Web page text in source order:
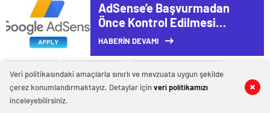
0 0
AdSense’e Başvurmadan
Önce Kontrol Edilmesi
Gereken 12 Kural
HABERİN DEVAMI
Urfa haber wordpress seo wordpress seo ayarları
wordpress seo eğitimi
0 0
Veri politikasındaki amaçlarla sınırlı ve mevzuata uygun şekilde
çerez konumlandırmaktayız. Detaylar içinveri politikamızı
inceleyebilirsiniz.